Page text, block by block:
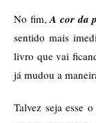
No fim,A cor da
sentido mais
livro que vai
já mudou a
Talvez seja esse